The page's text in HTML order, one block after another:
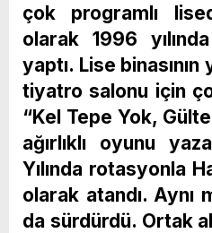
çok programlı
olarak 1996
yaptı. Lise
tiyatro salonu için
“Kel Tepe Yok,
ağırlıklı oyunu
Yılında rotasyonla
olarak atandı. Aynı
da sürdürdü. Ortak